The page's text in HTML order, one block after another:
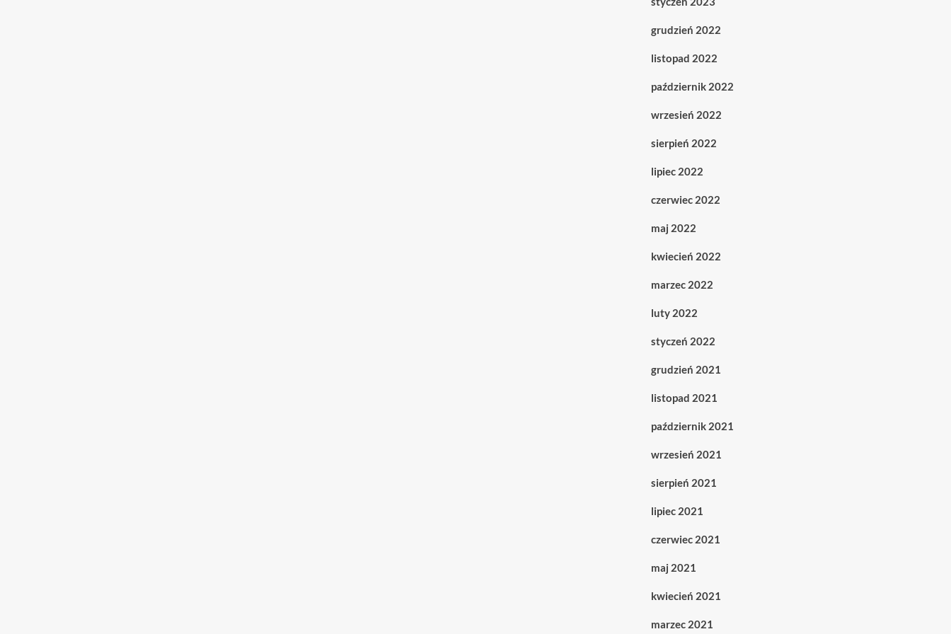
grudzień 2022
listopad 2022
październik 2022
wrzesień 2022
sierpień 2022
lipiec 2022
czerwiec 2022
maj 2022
kwiecień 2022
marzec 2022
luty 2022
styczeń 2022
grudzień 2021
listopad 2021
październik 2021
wrzesień 2021
sierpień 2021
lipiec 2021
czerwiec 2021
maj 2021
kwiecień 2021
marzec 2021